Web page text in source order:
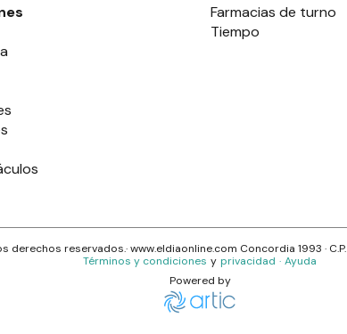
Farmacias de turno
Tiempo
derechos reservados.· www.eldiaonline.com Concordia 1993 · C.P.
Términos y condiciones y privacidad · Ayuda
Powered by